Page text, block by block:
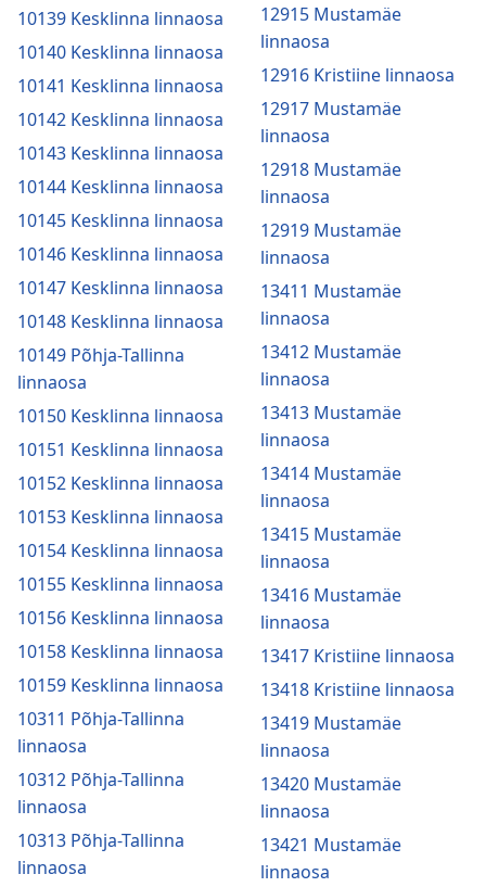
10139 Kesklinna linnaosa
10140 Kesklinna linnaosa
10141 Kesklinna linnaosa
10142 Kesklinna linnaosa
10143 Kesklinna linnaosa
10144 Kesklinna linnaosa
10145 Kesklinna linnaosa
10146 Kesklinna linnaosa
10147 Kesklinna linnaosa
10148 Kesklinna linnaosa
10149 Põhja-Tallinna
linnaosa
10150 Kesklinna linnaosa
10151 Kesklinna linnaosa
10152 Kesklinna linnaosa
10153 Kesklinna linnaosa
10154 Kesklinna linnaosa
10155 Kesklinna linnaosa
10156 Kesklinna linnaosa
10158 Kesklinna linnaosa
10159 Kesklinna linnaosa
10311 Põhja-Tallinna
linnaosa
10312 Põhja-Tallinna
linnaosa
10313 Põhja-Tallinna
linnaosa
12915 Mustamäe
linnaosa
12916 Kristiine linnaosa
12917 Mustamäe
linnaosa
12918 Mustamäe
linnaosa
12919 Mustamäe
linnaosa
13411 Mustamäe
linnaosa
13412 Mustamäe
linnaosa
13413 Mustamäe
linnaosa
13414 Mustamäe
linnaosa
13415 Mustamäe
linnaosa
13416 Mustamäe
linnaosa
13417 Kristiine linnaosa
13418 Kristiine linnaosa
13419 Mustamäe
linnaosa
13420 Mustamäe
linnaosa
13421 Mustamäe
linnaosa